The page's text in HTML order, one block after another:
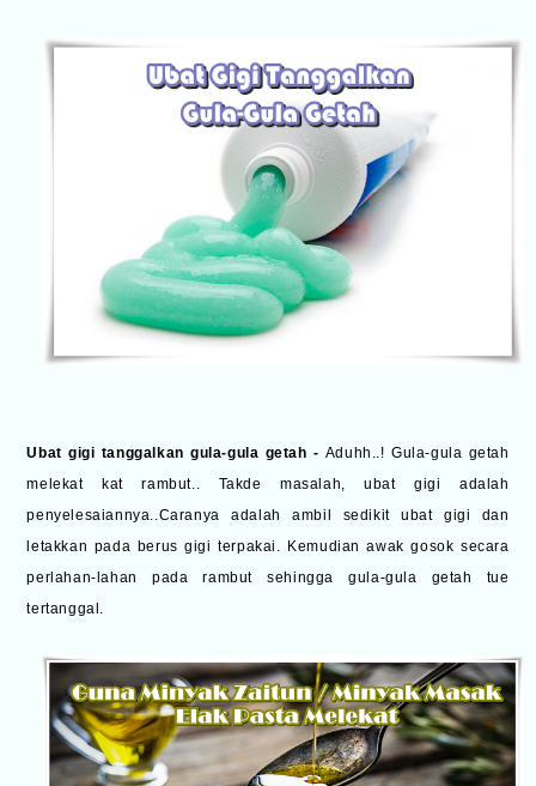
Ubat gigi tanggalkan gula-gula getah - Aduhh..! Gula-gula getah
melekat kat rambut.. Takde masalah, ubat gigi adalah
penyelesaiannya..Caranya adalah ambil sedikit ubat gigi dan
letakkan pada berus gigi terpakai. Kemudian awak gosok secara
perlahan-lahan pada rambut sehingga gula-gula getah tue
tertanggal.